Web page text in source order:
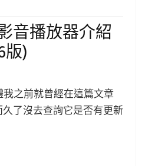
音播放器介紹
版)
我之前就曾經在這篇文章
了沒去查詢它是否有更新